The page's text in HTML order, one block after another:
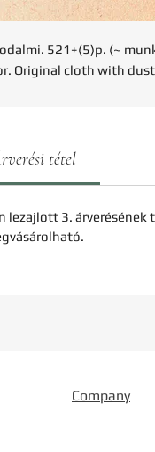
521+(5)p. (~
Original cloth with
tétel
3. árverésének
Company